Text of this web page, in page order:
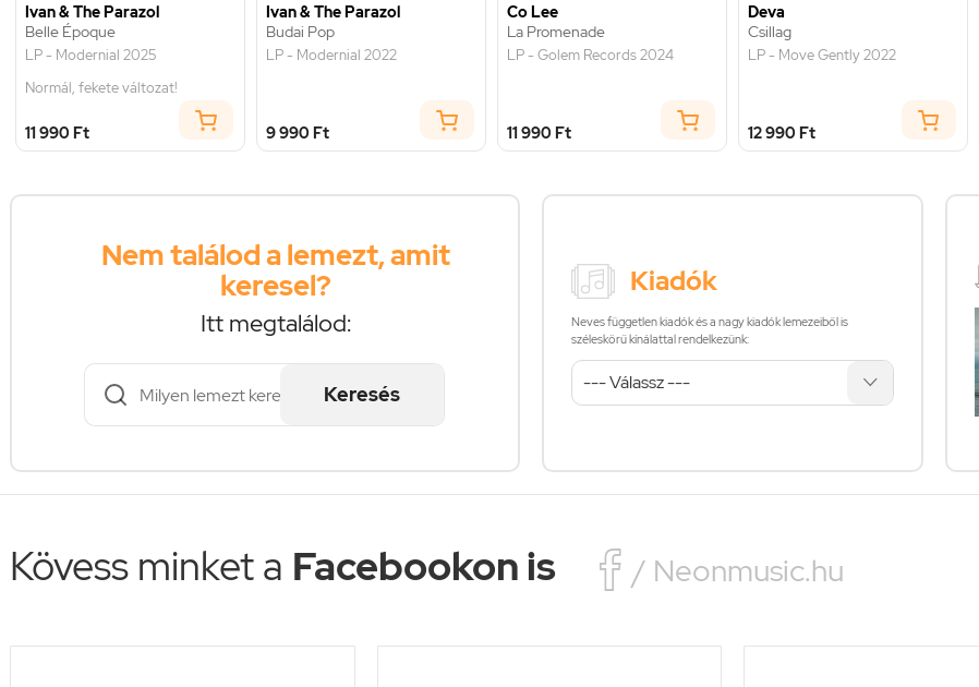
Ivan & The Parazol
Belle Époque
LP - Modernial 2025
Normál, fekete változat!
11 990 Ft
Ivan & The Parazol
Budai Pop
LP - Modernial 2022
9 990 Ft
Co Lee
La Promenade
LP - Golem Records 2024
11 990 Ft
Deva
Csillag
LP - Move Gently 2022
12 990 Ft
Nem találod a lemezt, amit
keresel?
Itt megtalálod:
Keresés
Kiadók
Neves független kiadók és a nagy kiadók lemezeiből is
széleskörű kínálattal rendelkezünk:
Kövess minket a Facebookon is  / Neonmusic.hu